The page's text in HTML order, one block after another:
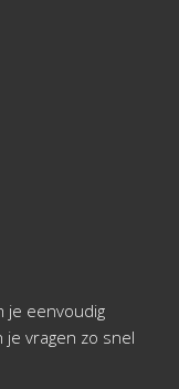
je eenvoudig
vragen zo snel